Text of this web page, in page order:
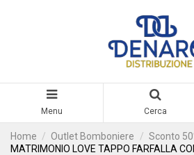
Menu Cerca
Home Outlet Bomboniere Sconto
MATRIMONIO LOVE TAPPO FARFALLA